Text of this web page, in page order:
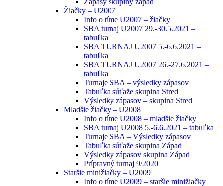
Žiačky – U2007
Info o tíme U2007 – žiačky
SBA turnaj U2007 29.-30.5.2021 –
tabuľka
SBA TURNAJ U2007 5.-6.6.2021 –
tabuľka
SBA TURNAJ U2007 26.-27.6.2021 –
tabuľka
Turnaje SBA – výsledky zápasov
Tabuľka súťaže skupina Stred
Výsledky zápasov – skupina Stred
Mladšie žiačky – U2008
Info o tíme U2008 – mladšie žiačky
SBA turnaj U2008 5.-6.6.2021 – tabuľka
Turnaje SBA – Výsledky zápasov
Tabuľka súťaže skupina Západ
Výsledky zápasov skupina Západ
Prípravný turnaj 9/2020
Staršie minižiačky – U2009
Info o tíme U2009 – staršie minižiačky